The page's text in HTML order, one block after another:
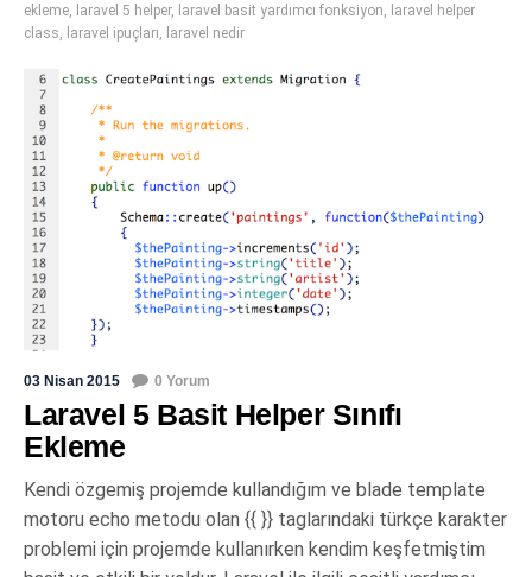
ekleme, laravel 5 helper, laravel basit yardımcı fonksiyon, laravel helper
class, laravel ipuçları, laravel nedir
03 Nisan 2015 0 Yorum
Laravel 5 Basit Helper Sınıfı
Ekleme
Kendi özgemiş projemde kullandığım ve blade template
motoru echo metodu olan {{ }} taglarındaki türkçe karakter
problemi için projemde kullanırken kendim keşfetmiştim